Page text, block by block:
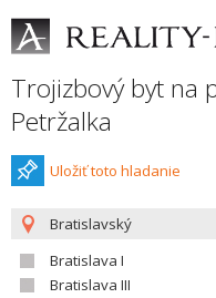
Trojizbový byt na
Petržalka
Uložiť toto hladanie
Bratislavský
Bratislava I
Bratislava III